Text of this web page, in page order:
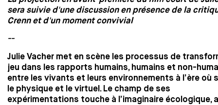
sera suivie d'une discussion en présence de la
Crenn et d'un moment convivial
--
Julie Vacher met en scène les processus de
jeu dans les rapports humains, humains et non-
entre les vivants et leurs environnements à l’ère où
le physique et le virtuel. Le champ de ses
expérimentations touche à l’imaginaire écologique,